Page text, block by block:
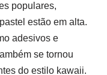
populares,
estão em alta.
adesivos e
se tornou
do estilo kawaii.